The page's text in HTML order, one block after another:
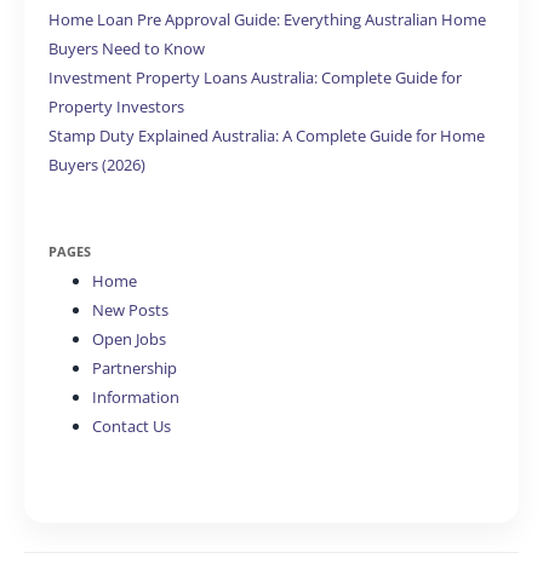
Home Loan Pre Approval Guide: Everything Australian Home
Buyers Need to Know
Investment Property Loans Australia: Complete Guide for
Property Investors
Stamp Duty Explained Australia: A Complete Guide for Home
Buyers (2026)
PAGES
Home
New Posts
Open Jobs
Partnership
Information
Contact Us